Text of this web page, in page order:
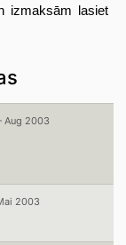
izmaksām lasiet
2003
2003